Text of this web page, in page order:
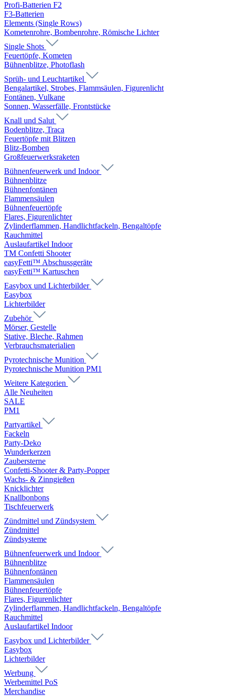
Profi-Batterien F2
F3-Batterien
Elements (Single Rows)
Kometenrohre, Bombenrohre, Römische Lichter
Single Shots
Feuertöpfe, Kometen
Bühnenblitze, Photoflash
Sprüh- und Leuchtartikel
Bengalartikel, Strobes, Flammsäulen, Figurenlicht
Fontänen, Vulkane
Sonnen, Wasserfälle, Frontstücke
Knall und Salut
Bodenblitze, Traca
Feuertöpfe mit Blitzen
Blitz-Bomben
Großfeuerwerksraketen
Bühnenfeuerwerk und Indoor
Bühnenblitze
Bühnenfontänen
Flammensäulen
Bühnenfeuertöpfe
Flares, Figurenlichter
Zylinderflammen, Handlichtfackeln, Bengaltöpfe
Rauchmittel
Auslaufartikel Indoor
TM Confetti Shooter
easyFetti™ Abschussgeräte
easyFetti™ Kartuschen
Easybox und Lichterbilder
Easybox
Lichterbilder
Zubehör
Mörser, Gestelle
Stative, Bleche, Rahmen
Verbrauchsmaterialien
Pyrotechnische Munition
Pyrotechnische Munition PM1
Weitere Kategorien
Alle Neuheiten
SALE
PM1
Partyartikel
Fackeln
Party-Deko
Wunderkerzen
Zaubersterne
Confetti-Shooter & Party-Popper
Wachs- & Zinngießen
Knicklichter
Knallbonbons
Tischfeuerwerk
Zündmittel und Zündsystem
Zündmittel
Zündsysteme
Bühnenfeuerwerk und Indoor
Bühnenblitze
Bühnenfontänen
Flammensäulen
Bühnenfeuertöpfe
Flares, Figurenlichter
Zylinderflammen, Handlichtfackeln, Bengaltöpfe
Rauchmittel
Auslaufartikel Indoor
Easybox und Lichterbilder
Easybox
Lichterbilder
Werbung
Werbemittel PoS
Merchandise